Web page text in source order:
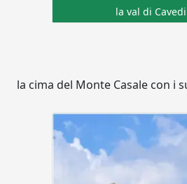
la val di
la cima del Monte Casale con i